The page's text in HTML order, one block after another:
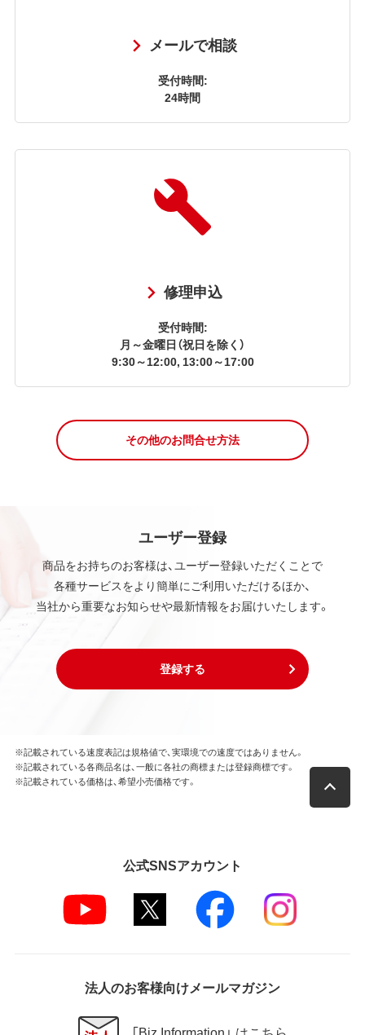
メールで相談
受付時間:
24時間
修理申込
受付時間:
月～金曜日（祝日を除く）
9:30～12:00, 13:00～17:00
その他のお問合せ方法
ユーザー登録
商品をお持ちのお客様は、ユーザー登録いただくことで
各種サービスをより簡単にご利用いただけるほか、
当社から重要なお知らせや最新情報をお届けいたします。
登録する
※記載されている速度表記は規格値で、実環境での速度ではありません。
※記載されている各商品名は、一般に各社の商標または登録商標です。
※記載されている価格は、希望小売価格です。
公式SNSアカウント
法人のお客様向けメールマガジン